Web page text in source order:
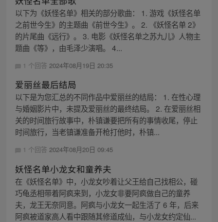
以下为《妖怪名单》相关的部分歌曲： 1. 游戏《妖怪名单
之前世今生》的主题曲《前世今生》。 2. 《妖怪名单 2》
的片尾曲《远行》。 3. 电影《妖怪名单之苏九儿》人物主
题曲《等》，由毛泽少演唱。 4...
1 个回答 2024年08月19日 20:35
爱丽丝最后结局
以下是为您汇总的不同作品中爱丽丝的结局： 1. 在性心理
与婚姻影片中，未提及爱丽丝的最终结局。 2. 在爱丽丝相
关的时间旅行故事中，朴镇谦要把所有的事情收尾，停止
时间旅行，当老镇谦准备开枪打他时，朴镇...
1 个回答 2024年08月20日 09:45
妖怪名单小龙女和童养夫
在《妖怪名单》中，小龙女吵着让父王给自己找相公，碰
巧龟丞相带着阿疯来到，小龙女非要阿疯做自己的童养
夫，龙王无奈同意。阿疯与小龙女一起生活了 6 年，后来
阿疯被道家高人看中跟随其修道成仙，与小龙女约定仙...